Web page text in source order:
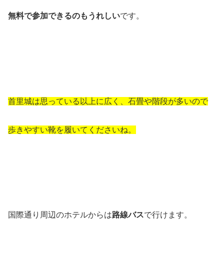
無料で参加できるのもうれしいです。
首里城は思っている以上に広く、石畳や階段が多いので
歩きやすい靴を履いてくださいね。
国際通り周辺のホテルからは路線バスで行けます。